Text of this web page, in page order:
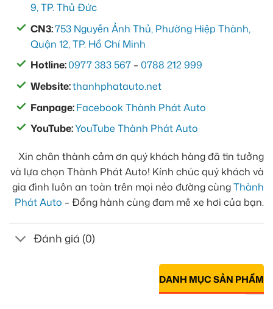
9, TP. Thủ Đức
CN3:753 Nguyễn Ảnh Thủ, Phường Hiệp Thành,
Quận 12, TP. Hồ Chí Minh
Hotline:0977 383 567 –0788 212 999
Website:thanhphatauto.net
Fanpage:Facebook Thành Phát Auto
YouTube:YouTube Thành Phát Auto
Xin chân thành cảm ơn quý khách hàng đã tin tưởng
và lựa chọn Thành Phát Auto! Kính chúc quý khách và
gia đình luôn an toàn trên mọi nẻo đường cùngThành
Phát Auto – Đồng hành cùng đam mê xe hơi của bạn.
Đánh giá (0)
DANH MỤC SẢN PHẨM